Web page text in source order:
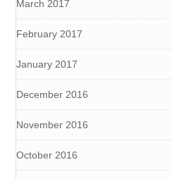
March 2017
February 2017
January 2017
December 2016
November 2016
October 2016